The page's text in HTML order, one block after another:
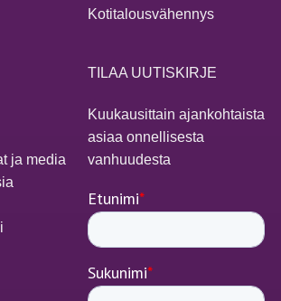
Kotitalousvähennys
ja media
TILAA UUTISKIRJE
Kuukausittain ajankohtaista
asiaa onnellisesta
vanhuudesta